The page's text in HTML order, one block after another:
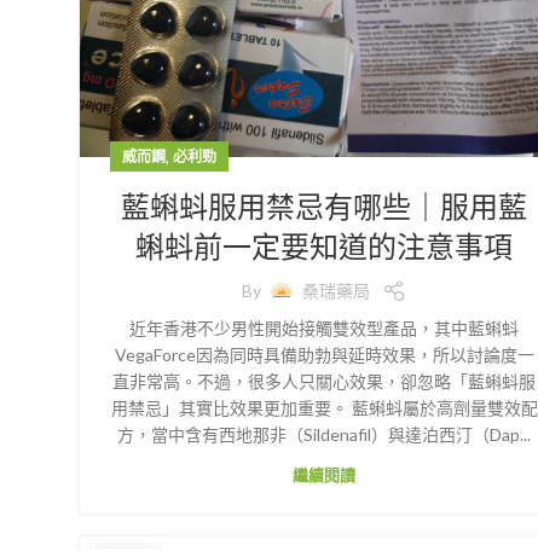
威而鋼, 必利勁
藍蝌蚪服用禁忌有哪些｜服用藍
蝌蚪前一定要知道的注意事項
By
桑瑞藥局
近年香港不少男性開始接觸雙效型產品，其中藍蝌蚪
VegaForce因為同時具備助勃與延時效果，所以討論度一
直非常高。不過，很多人只關心效果，卻忽略「藍蝌蚪服
用禁忌」其實比效果更加重要。 藍蝌蚪屬於高劑量雙效配
方，當中含有西地那非（Sildenafil）與達泊西汀（Dap...
繼續閱讀